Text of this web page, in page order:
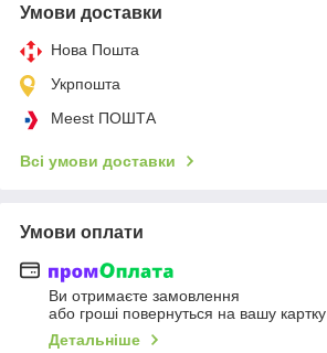
Умови доставки
Нова Пошта
Укрпошта
Meest ПОШТА
Всі умови доставки
Умови оплати
Ви отримаєте замовлення
або гроші повернуться на вашу картку
Детальніше